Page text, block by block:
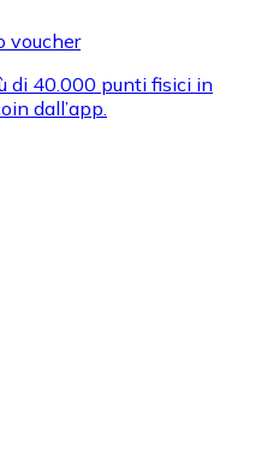
voucher
di 40.000 punti fisici in
dall’app.